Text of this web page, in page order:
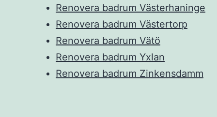
Renovera badrum Västerhaninge
Renovera badrum Västertorp
Renovera badrum Vätö
Renovera badrum Yxlan
Renovera badrum Zinkensdamm